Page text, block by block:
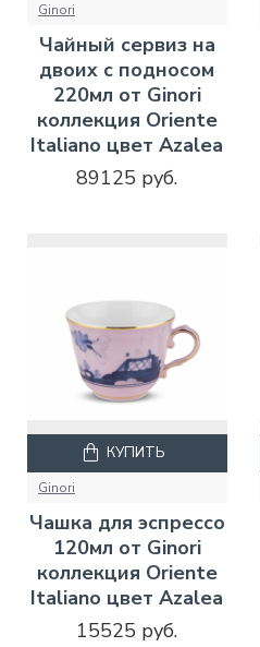
Ginori
Чайный сервиз на
двоих с подносом
220мл от Ginori
коллекция Oriente
Italiano цвет Azalea
89125 руб.
Ginori
Чашка для эспрессо
120мл от Ginori
коллекция Oriente
Italiano цвет Azalea
15525 руб.
КУПИТЬ